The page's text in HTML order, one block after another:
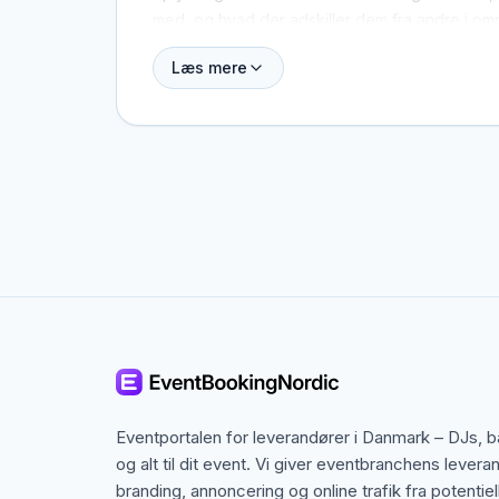
Esbjerg dækker både centrum og omegn, og
speciel ramme i tankerne.
Læs mere
Eventportalen for leverandører i Danmark – DJs,
og alt til dit event. Vi giver eventbranchens
branding, annoncering og online trafik fra